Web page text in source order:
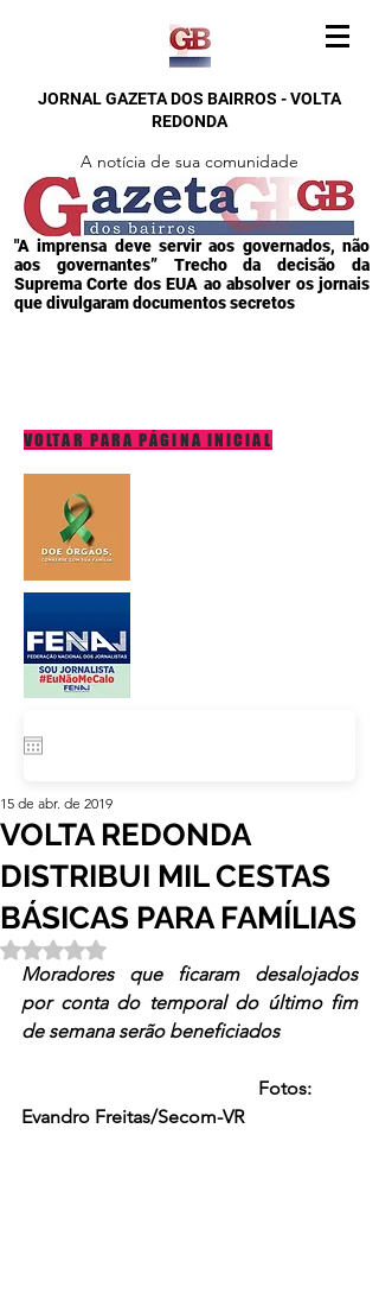
JORNAL GAZETA DOS BAIRROS - VOLTA
REDONDA
A notícia de sua comunidade
"A imprensa deve servir aos governados, não
aos governantes” Trecho da decisão da
Suprema Corte dos EUA ao absolver os jornais
que divulgaram documentos secretos
VOLTAR PARA PÁGINA INICIAL
VOLTA REDONDA
DISTRIBUI MIL CESTAS
BÁSICAS PARA FAMÍLIAS
15 de abr. de 2019
Avaliado com NaN de 5 estrelas.
Moradores que ficaram desalojados
por conta do temporal do último fim
de semana serão beneficiados
Evandro Freitas/Secom-VR